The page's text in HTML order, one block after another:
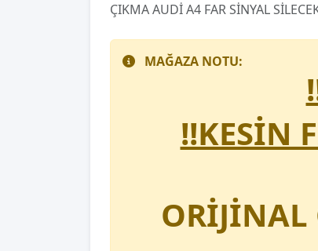
ÇIKMA AUDİ A4 FAR SİNYAL
MAĞAZA NOTU:
!!KESİN
ORİJİNAL